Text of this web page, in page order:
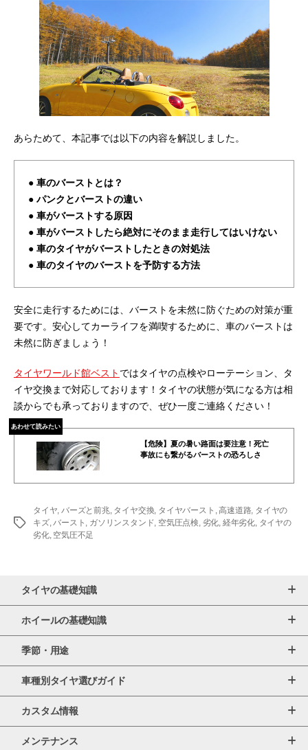
あらためて、本記事では以下の内容を解説しました。
● 車のバーストとは？
● パンクとバーストの違い
● 車がバーストする原因
● 車がバーストしたら絶対にそのまま走行してはいけない
● 車のタイヤがバーストしたときの対処法
● 車のタイヤのバーストを予防する方法
安全に走行するためには、バーストを未然に防ぐための対策が重
要です。安心してカーライフを満喫するために、車のバーストは
未然に防ぎましょう！
タイヤワールド館ベスト ではタイヤの点検やローテーション、タ
イヤ交換まで対応しております！タイヤの状態が気になる方は相
談からでも承っておりますので、ぜひ一度ご連絡ください！
あわせて読みたい
【危険】夏の暑い路面は要注意！死亡
事故にも繋がるバーストの恐ろしさ
タ
タイヤ,バーズと前兆, タイヤ交換, タイヤバースト ,高速道路, タイヤの
キズ,バースト , ガソリンスタンド, 空気圧点検, 劣化, 経年劣化, タイヤの
劣化, 空気圧不足
タイヤの基礎知識
ホイールの基礎知識
季節・用途
車種別タイヤ選びガイド
カスタム情報
メンテナンス